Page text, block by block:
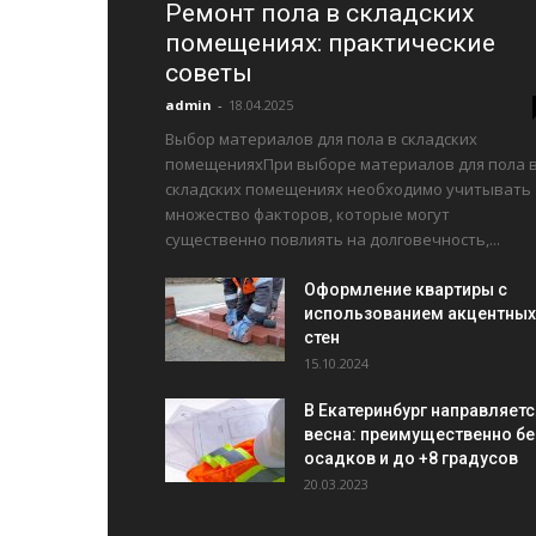
Ремонт пола в складских
помещениях: практические
советы
admin - 18.04.2025
Выбор материалов для пола в складских
помещенияхПри выборе материалов для пола в
складских помещениях необходимо учитывать
множество факторов, которые могут
существенно повлиять на долговечность,...
Оформление квартиры с
использованием акцентных
стен
15.10.2024
В Екатеринбург
весна: преимущественно
осадков и до +8 градусов
20.03.2023